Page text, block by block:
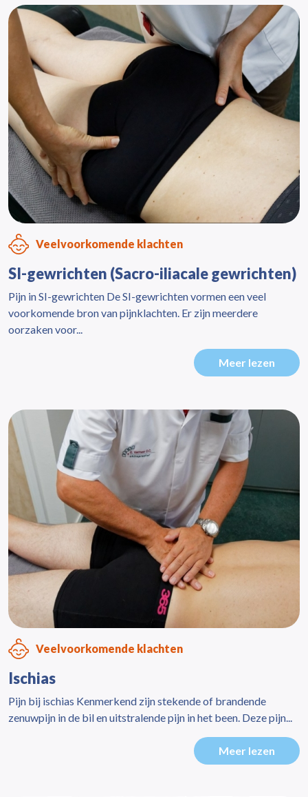
Veelvoorkomende klachten
SI-gewrichten (Sacro-iliacale gewrichten)
Pijn in SI-gewrichten De SI-gewrichten vormen een veel
voorkomende bron van pijnklachten. Er zijn meerdere
oorzaken voor...
Meer lezen
Veelvoorkomende klachten
Ischias
Pijn bij ischias Kenmerkend zijn stekende of brandende
zenuwpijn in de bil en uitstralende pijn in het been. Deze pijn...
Meer lezen